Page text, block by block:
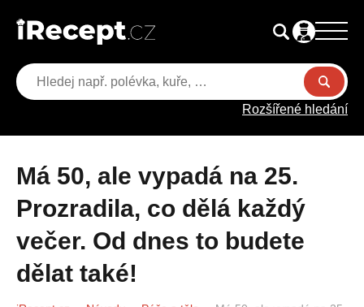
Rozšířené hledání
Má 50, ale vypadá na 25.
Prozradila, co dělá každý
večer. Od dnes to budete
dělat také!